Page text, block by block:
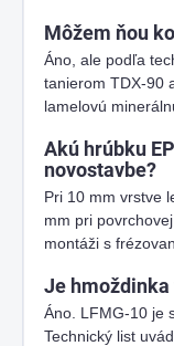
Môžem ňou
Áno, ale podľa
tanierom TDX-90
lamelovú
Akú hrúbku
novostavbe?
Pri 10 mm vrstve
mm pri
montáži s
Je hmoždinka
Áno. LFMG-10 je
Technický list